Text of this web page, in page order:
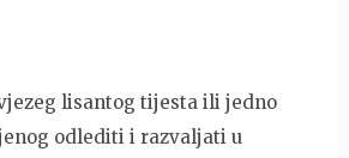
lisantog tijesta ili jedno
odlediti i razvaljati u